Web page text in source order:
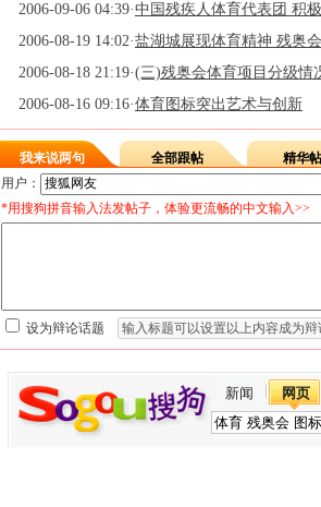
2006-09-06 04:39·中国残疾人体育代表团 积
2006-08-19 14:02·盐湖城展现体育精神 残奥
2006-08-18 21:19·(三)残奥会体育项目分级情
2006-08-16 09:16·体育图标突出艺术与创新
我来说两句 全部跟帖 精华帖
用户：
*用搜狗拼音输入法发帖子，体验更流畅的中文输入>>
设为辩论话题
新闻 网页